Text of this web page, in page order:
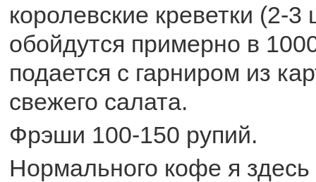
королевские креветки (2-
обойдутся примерно в
подается с гарниром из
свежего салата.
Фрэши 100-150 рупий.
Нормального кофе я